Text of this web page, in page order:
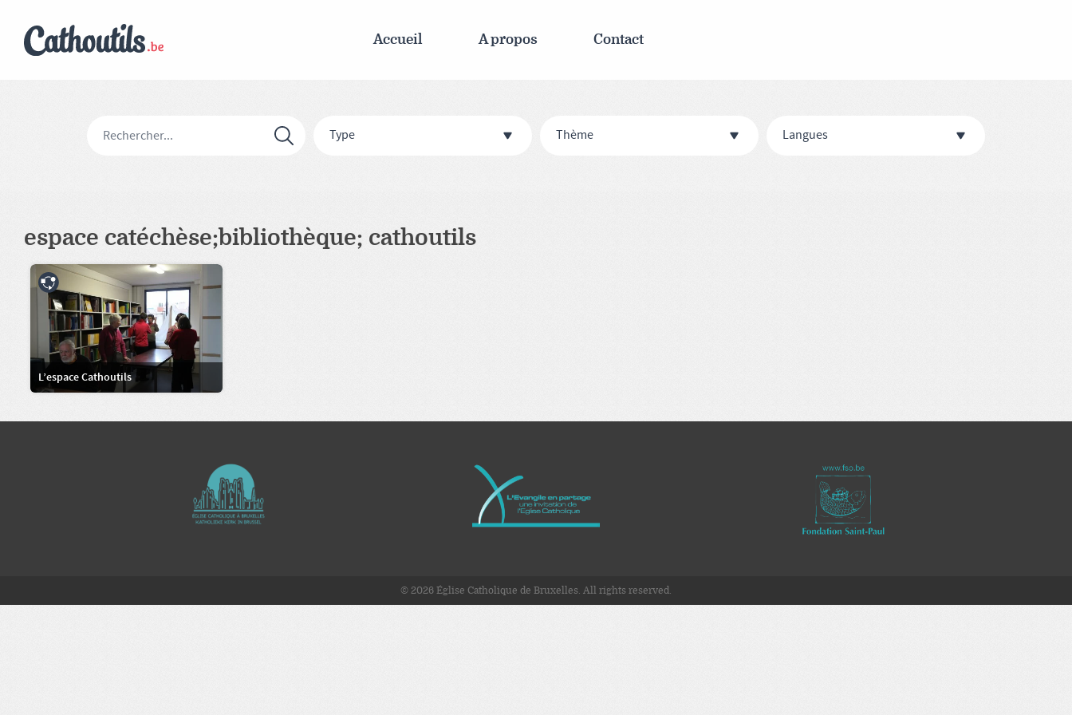
Accueil A propos Contact
Type Thème Langues
espace catéchèse;bibliothèque; cathoutils
L’espace Cathoutils
© 2026 Église Catholique de Bruxelles. All rights reserved.